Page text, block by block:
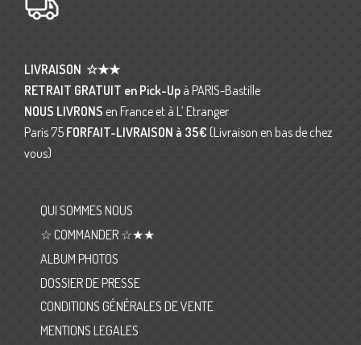
LIVRAISON ☆★★
RETRAIT GRATUIT en Pick-Up à PARIS-Bastille
NOUS LIVRONS en France et à L’ Etranger
Paris 75 FORFAIT-LIVRAISON à 35€ (Livraison en bas de chez
vous)
QUI SOMMES NOUS
☆ COMMANDER ☆★★
ALBUM PHOTOS
DOSSIER DE PRESSE
CONDITIONS GÉNÉRALES DE VENTE
MENTIONS LEGALES